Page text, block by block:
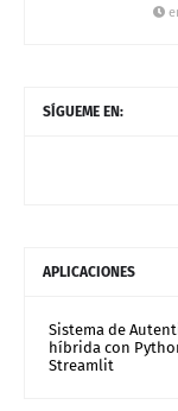
SÍGUEME EN:
APLICACIONES
Sistema de
híbrida con
Streamlit